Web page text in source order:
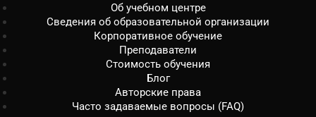
Об учебном центре
Сведения об образовательной организации
Корпоративное обучение
Преподаватели
Стоимость обучения
Блог
Авторские права
Часто задаваемые вопросы (FAQ)